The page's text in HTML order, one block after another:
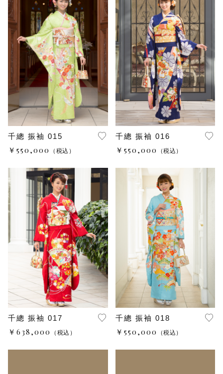
千總 振袖 015
￥550,000 （税込）
千總 振袖 016
￥550,000 （税込）
千總 振袖 017
￥638,000 （税込）
千總 振袖 018
￥550,000 （税込）